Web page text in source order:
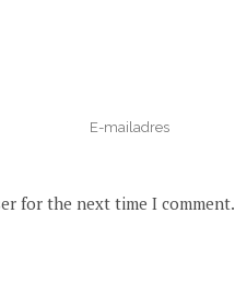
for the next time I comment.